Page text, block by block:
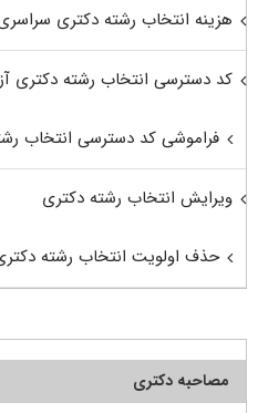
هزینه انتخاب رشته دکتری
کد دسترسی انتخاب رشته دکتری
فراموشی کد دسترسی انتخاب
ویرایش انتخاب رشته دکتری
حذف اولویت انتخاب رشته
مصاحبه دکتری